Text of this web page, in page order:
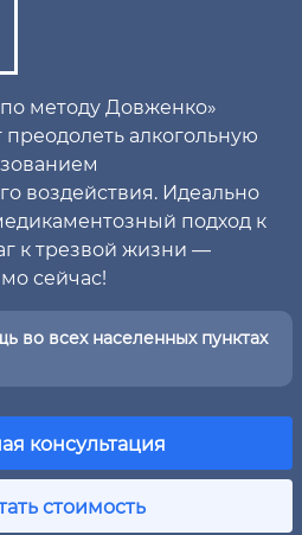
методу Довженко»
алкогольную
воздействия. Идеально
подход к
к трезвой жизни —
сейчас!
во всех населенных пунктах
консультация
стоимость